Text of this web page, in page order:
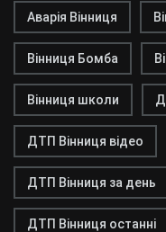
Аварія Вінниця
Вінниця Бомба
Вінниця школи
ДТП Вінниця відео
ДТП Вінниця за день
ДТП Вінниця останні